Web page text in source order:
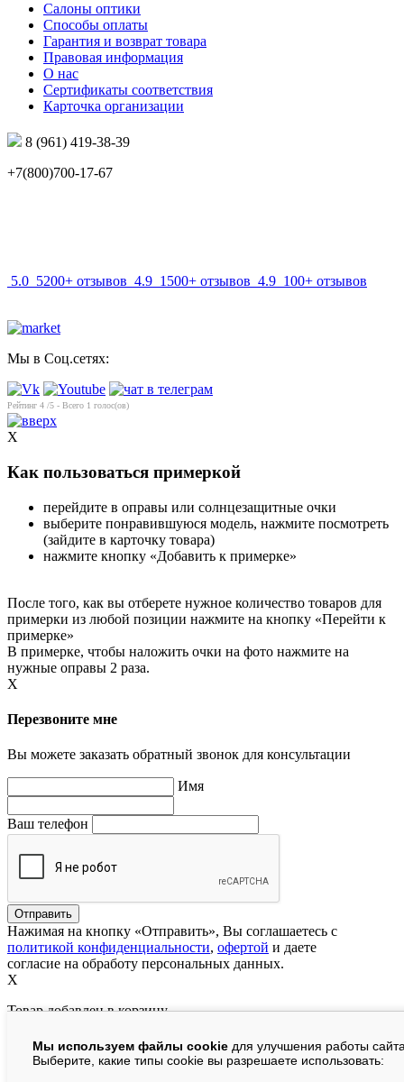
Салоны оптики
Способы оплаты
Гарантия и возврат товара
Правовая информация
О нас
Сертификаты соответствия
Карточка организации
8 (961) 419-38-39
+7(800)700-17-67
5.0 5200+ отзывов 4.9 1500+ отзывов 4.9 100+ отзывов
Мы в Соц.сетях:
Рейтинг 4 /5 - Всего 1 голос(ов)
Мы используем файлы cookie для улучшения работы
Выберите, какие типы cookie вы разрешаете использовать:
X
Как пользоваться примеркой
перейдите в оправы или солнцезащитные очки
выберите понравившуюся модель, нажмите посмотреть
(зайдите в карточку товара)
нажмите кнопку «Добавить к примерке»
После того, как вы отберете нужное количество товаров для
примерки из любой позиции нажмите на кнопку «Перейти к
примерке»
В примерке, чтобы наложить очки на фото нажмите на
нужные оправы 2 раза.
X
Перезвоните мне
Вы можете заказать обратный звонок для консультации
Имя
Ваш телефон
Нажимая на кнопку «Отправить», Вы соглашаетесь с
политикой конфиденциальности, офертой и даете
согласие на обработу персональных данных.
X
Товар добавлен в корзину